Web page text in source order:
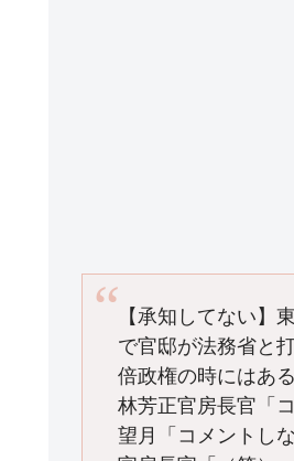
【承知してない】
で官邸が法務省と
倍政権の時にはあ
林芳正官房長官「
望月「コメントし